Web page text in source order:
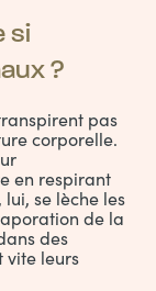
si
?
pas
corporelle.
en respirant
se lèche les
de la
des
vite leurs